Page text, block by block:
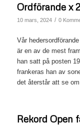
Ordförande x 2
10 mars, 2024 / 0
Vår
är en av de mest
han satt på posten
frankeras han av
det återstår att se
Rekord Open